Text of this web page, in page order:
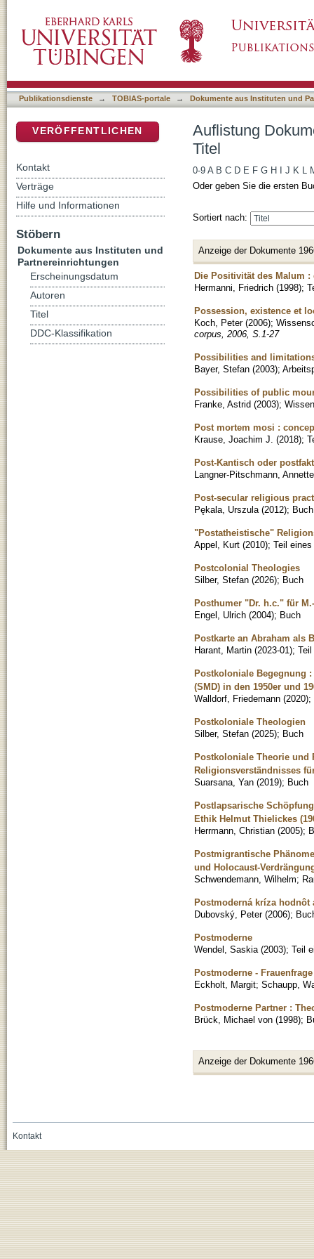
Publikationsdienste → TOBIAS-portale → Dokumente aus Instituten und
Auflistung
Titel
0-9 A B C D E F G H J K L
Oder geben Sie die ersten
Sortiert nach:
Anzeige der Dokumente
Die Positivität des Malum
Hermanni, Friedrich (1998);
Possession, existence et
Koch, Peter (2006);
corpus, 2006, S.1-27
Possibilities and
Bayer, Stefan (2003);
Possibilities of public
Franke, Astrid (2003);
Post mortem mosi :
Krause, Joachim J. (2018);
Post-Kantisch oder
Langner-Pitschmann, Annette
Post-secular religious
Pękala, Urszula (2012); Buch
"Postatheistische"
Appel, Kurt (2010); Teil
Postcolonial Theologies
Silber, Stefan (2026); Buch
Posthumer "Dr. h.c." für
Engel, Ulrich (2004); Buch
Postkarte an Abraham als
Harant, Martin (2023-01);
Postkoloniale Begegnung
(SMD) in den 1950er und
Walldorf, Friedemann (2020);
Postkoloniale Theologien
Silber, Stefan (2025); Buch
Postkoloniale Theorie und
Religionsverständnisses
Suarsana, Yan (2019); Buch
Postlapsarische
Ethik Helmut Thielickes
Herrmann, Christian (2005);
Postmigrantische
und Holocaust-
Schwendemann, Wilhelm;
Postmoderná kríza hodnôt
Dubovský, Peter (2006);
Postmoderne
Wendel, Saskia (2003); Teil
Postmoderne -
Eckholt, Margit; Schaupp,
Postmoderne Partner :
Brück, Michael von (1998);
Anzeige der Dokumente
VERÖFFENTLICHEN
Kontakt
Verträge
Hilfe und Informationen
Stöbern
Dokumente aus Instituten und
Partnereinrichtungen
Erscheinungsdatum
Autoren
Titel
DDC-Klassifikation
Kontakt